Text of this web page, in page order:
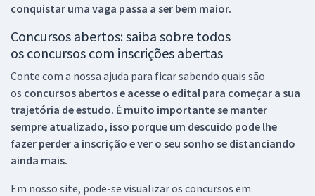
conquistar uma vaga passa a ser bem maior.
Concursos abertos: saiba sobre todos
os concursos com inscrições abertas
Conte com a nossa ajuda para ficar sabendo quais são
os concursos abertos e acesse o edital para começar a sua
trajetória de estudo. É muito importante se manter
sempre atualizado, isso porque um descuido pode lhe
fazer perder a inscrição e ver o seu sonho se distanciando
ainda mais.
Em nosso site, pode-se visualizar os concursos em